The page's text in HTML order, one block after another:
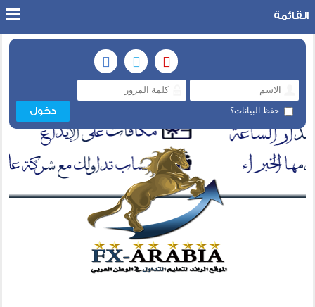
حفظ البيانات؟
القائمة